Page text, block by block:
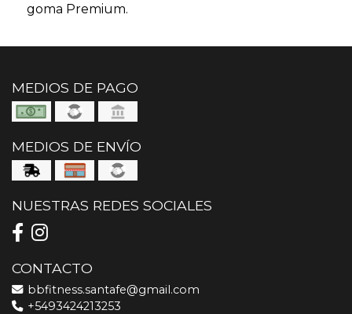
goma Premium.
MEDIOS DE PAGO
MEDIOS DE ENVÍO
NUESTRAS REDES SOCIALES
CONTACTO
bbfitness.santafe@gmail.com
+5493424213253